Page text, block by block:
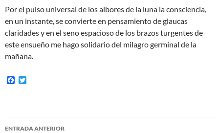
Por el pulso universal de los albores de la luna la consciencia,
en un instante, se convierte en pensamiento de glaucas
claridades y en el seno espacioso de los brazos turgentes de
este ensueño me hago solidario del milagro germinal de la
mañana.
F
o
o
e
r
Navegación
ENTRADA ANTERIOR